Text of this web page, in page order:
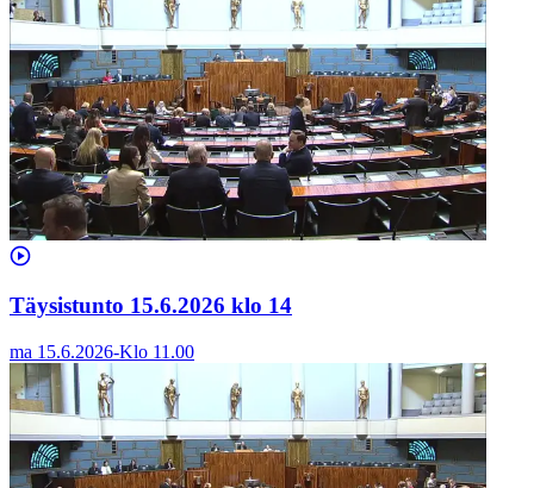
Täysistunto 15.6.2026 klo 14
ma 15.6.2026-Klo 11.00